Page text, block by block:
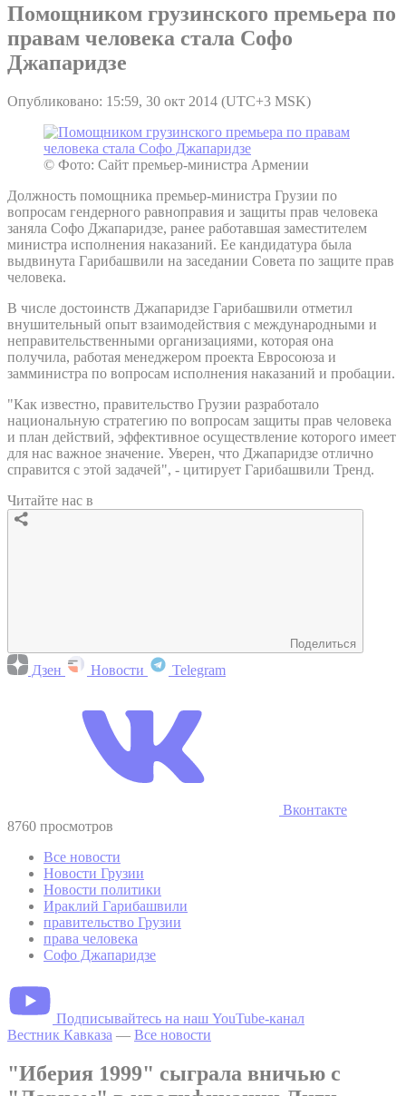
Помощником грузинского премьера по
правам человека стала Софо
Джапаридзе
Опубликовано: 15:59, 30 окт 2014 (UTC+3 MSK)
© Фото: Сайт премьер-министра Армении
Должность помощника премьер-министра Грузии по
вопросам гендерного равноправия и защиты прав человека
заняла Софо Джапаридзе, ранее работавшая заместителем
министра исполнения наказаний. Ее кандидатура была
выдвинута Гарибашвили на заседании Совета по защите прав
человека.
В числе достоинств Джапаридзе Гарибашвили отметил
внушительный опыт взаимодействия с международными и
неправительственными организациями, которая она
получила, работая менеджером проекта Евросоюза и
замминистра по вопросам исполнения наказаний и пробации.
"Как известно, правительство Грузии разработало
национальную стратегию по вопросам защиты прав человека
и план действий, эффективное осуществление которого имеет
для нас важное значение. Уверен, что Джапаридзе отлично
справится с этой задачей", - цитирует Гарибашвили Тренд.
Читайте нас в
Поделиться
Дзен Новости Telegram
Вконтакте
8760 просмотров
Все новости
Новости Грузии
Новости политики
Ираклий Гарибашвили
правительство Грузии
права человека
Софо Джапаридзе
Подписывайтесь на наш YouTube-канал
Вестник Кавказа — Все новости
"Иберия 1999" сыграла вничью с